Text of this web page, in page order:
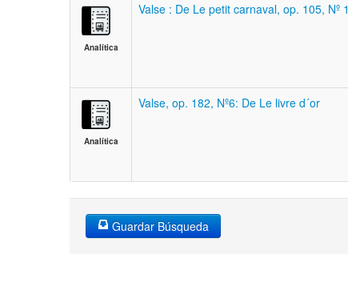
Analítica
Valse : De Le petit carnaval, op. 105, Nº 1
Analítica
Valse, op. 182, Nº6: De Le livre d´or
Guardar Búsqueda